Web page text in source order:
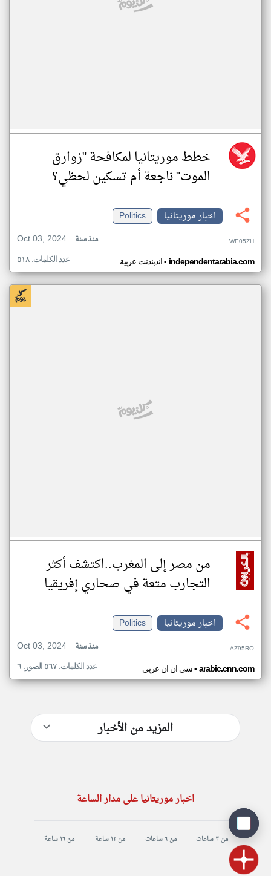
خطط موريتانيا لمكافحة "زوارق
الموت" ناجعة أم تسكين لحظي؟
اخبار موريتانيا
Politics
Oct 03, 2024
منذ سنة WE05ZH
اندبندنت عربية• independentarabia.com عدد الكلمات: ٥١٨
من مصر إلى المغرب..اكتشف أكثر
التجارب متعة في صحاري إفريقيا
اخبار موريتانيا
Politics
Oct 03, 2024
منذ سنة AZ95RO
سي ان ان عربي• arabic.cnn.com عدد الكلمات: ٥٦٧ الصور: ٦
المزيد من الأخبار
اخبار موريتانيا على مدار الساعة
من ٣ ساعات من ٦ ساعات من ١٢ ساعة من ١٦ ساعة